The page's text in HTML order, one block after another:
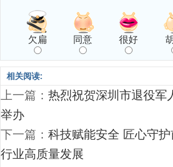
欠扁 同意 很好
相关阅读:
上一篇： 热烈祝贺深圳市退役军
举办
下一篇： 科技赋能安全 匠心守
行业高质量发展